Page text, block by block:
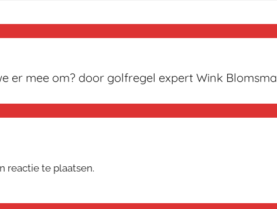
er mee om? door golfregel expert Wink Blomsma
reactie te plaatsen.